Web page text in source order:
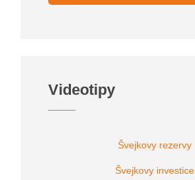
Videotipy
Švejkovy rezervy
Švejkovy investice